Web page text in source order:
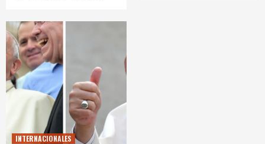
INTERNACIONALES